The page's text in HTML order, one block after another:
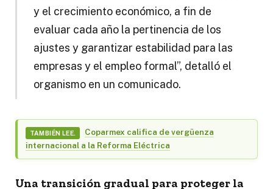
y el crecimiento económico, a fin de
evaluar cada año la pertinencia de los
ajustes y garantizar estabilidad para las
empresas y el empleo formal”, detalló el
organismo en un comunicado.
TAMBIÉN LEE.
Coparmex califica de vergüenza
internacional a la Reforma Eléctrica
Una transición gradual para proteger la